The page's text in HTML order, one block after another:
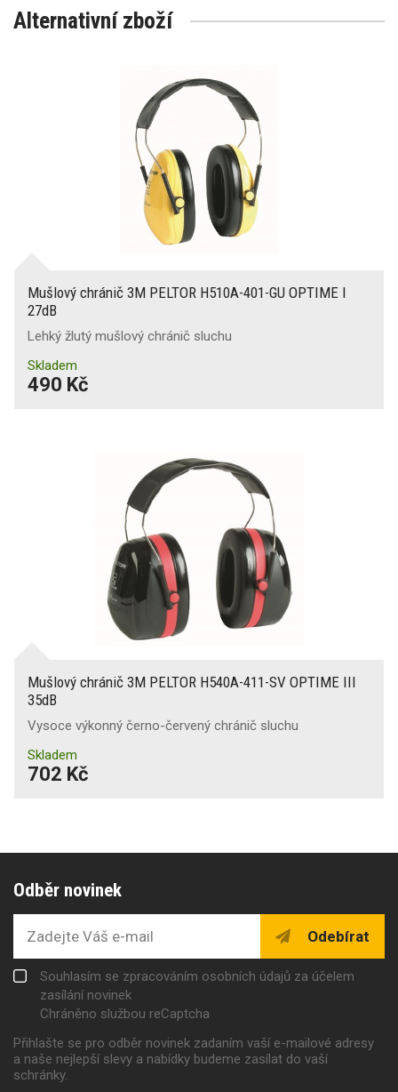
Alternativní zboží
Mušlový chránič 3M PELTOR H510A-401-GU OPTIME I
27dB
Lehký žlutý mušlový chránič sluchu
Skladem
490 Kč
Mušlový chránič 3M PELTOR H540A-411-SV OPTIME III
35dB
Vysoce výkonný černo-červený chránič sluchu
Skladem
702 Kč
Odběr novinek
Odebírat
Souhlasím se zpracováním osobních údajů za účelem
zasílání novinek
Chráněno službou reCaptcha
Přihlašte se pro odběr novinek zadaním vaší e-mailové adresy
a naše nejlepší slevy a nabídky budeme zasílat do vaší
schránky.